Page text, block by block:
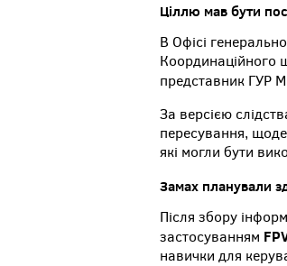
Ціллю мав бути
В Офісі
Координаційного
представник ГУР
За версією
пересування,
які могли бути
Замах планували
Після збору
застосуванням
навички для